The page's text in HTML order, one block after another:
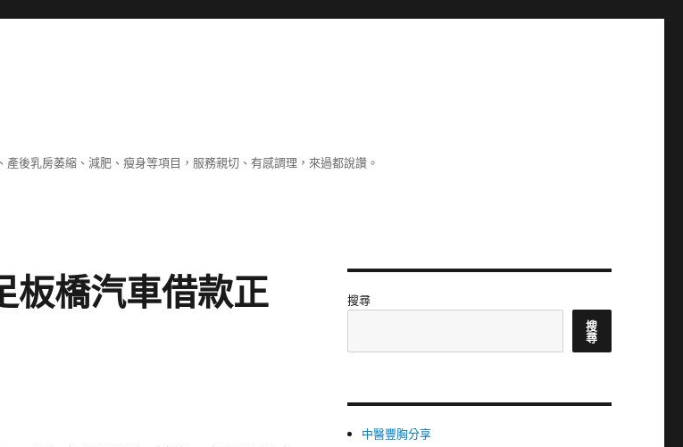
後乳房萎縮、減肥、瘦身等項目，服務親切、有感調理，來過都說讚。
板橋汽車借款正
搜尋
搜
尋
中醫豐胸分享